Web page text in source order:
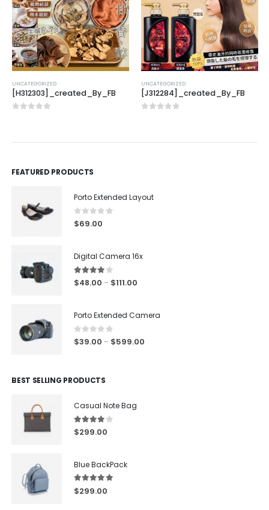
UNCATEGORIZED
[H312303]_created_By_FB
UNCATEGORIZED
[J312284]_created_By_FB
FEATURED PRODUCTS
Porto Extended Layout
0out of 5
$69.00
Digital Camera 16x
4.00out of 5
$48.00 – $111.00
Porto Extended Camera
0 out of 5
$39.00 – $599.00
BEST SELLING PRODUCTS
Casual Note Bag
4.00out of 5
$299.00
Blue BackPack
5.00out of 5
$299.00